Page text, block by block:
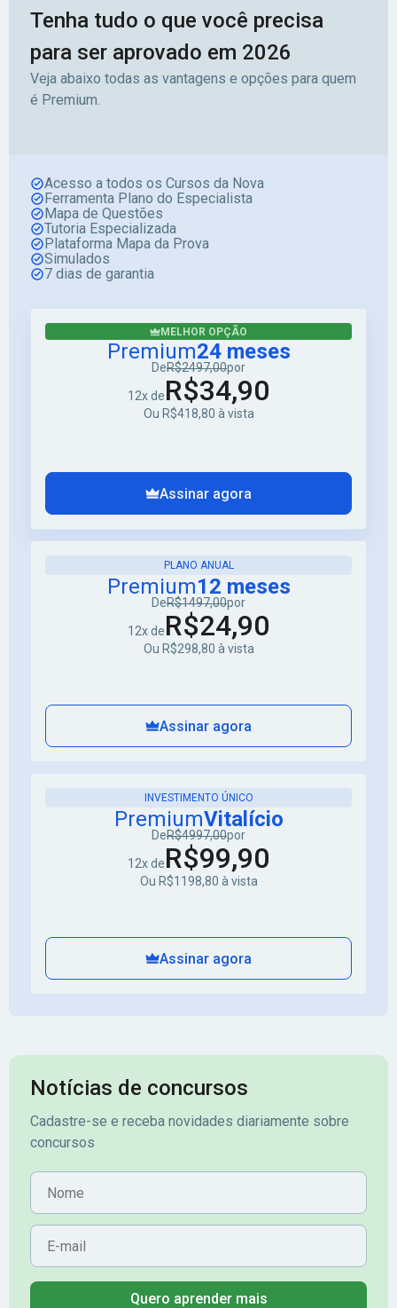
Tenha tudo o que você precisa
para ser aprovado em 2026
Veja abaixo todas as vantagens e opções para quem
é Premium.
Acesso a todos os Cursos da Nova
Ferramenta Plano do Especialista
Mapa de Questões
Tutoria Especializada
Plataforma Mapa da Prova
Simulados
7 dias de garantia
MELHOR OPÇÃO
Premium24 meses
DeR$2497,00por
12x deR$34,90
Ou R$418,80 à vista
Assinar agora
PLANO ANUAL
Premium12 meses
DeR$1497,00por
12x deR$24,90
Ou R$298,80 à vista
Assinar agora
INVESTIMENTO ÚNICO
PremiumVitalício
DeR$4997,00por
12x deR$99,90
Ou R$1198,80 à vista
Assinar agora
Notícias de concursos
Cadastre-se e receba novidades diariamente sobre
concursos
Nome
E-mail
Quero aprender mais